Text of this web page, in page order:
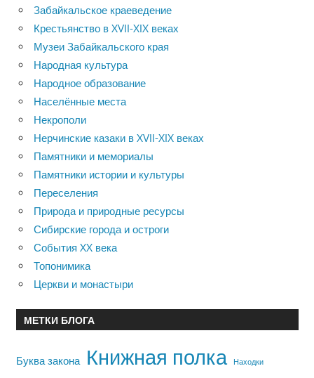
Забайкальское краеведение
Крестьянство в XVII-XIX веках
Музеи Забайкальского края
Народная культура
Народное образование
Населённые места
Некрополи
Нерчинские казаки в XVII-XIX веках
Памятники и мемориалы
Памятники истории и культуры
Переселения
Природа и природные ресурсы
Сибирские города и остроги
События XX века
Топонимика
Церкви и монастыри
МЕТКИ БЛОГА
Буква закона Книжная полка Находки